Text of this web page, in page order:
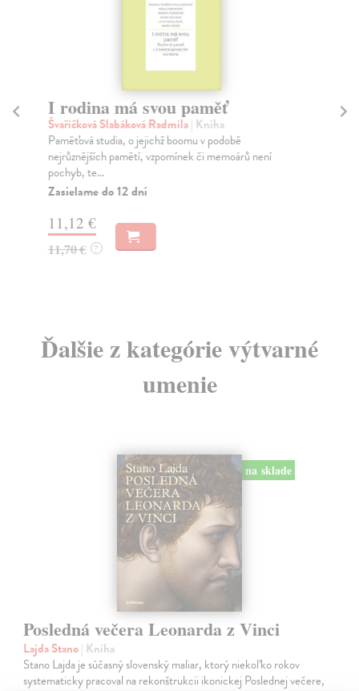
I rodina má svou paměť
Švaříčková Slabáková Radmila| Kniha
Paměťová studia, o jejichž boomu v podobě
nejrůznějších pamětí, vzpomínek či memoárů není
pochyb, te...
Zasielame do 12 dní
11,12 €
11,70 € ?
Ďalšie z kategórie výtvarné
umenie
na sklade
Posledná večera Leonarda z Vinci
Lajda Stano| Kniha
Stano Lajda je súčasný slovenský maliar, ktorý niekoľko rokov
systematicky pracoval na rekonštrukcii ikonickej Poslednej večere,